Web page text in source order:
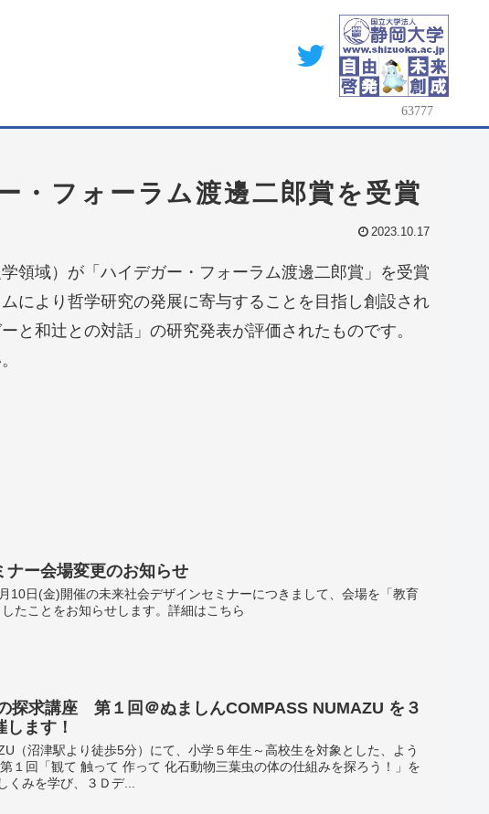
・フォーラム渡邊二郎賞を受賞
2023.10.17
領域）が「ハイデガー・フォーラム渡邊二郎賞」を受賞
により哲学研究の発展に寄与することを目指し創設され
と和辻との対話」の研究発表が評価されたものです。
ナー会場変更のお知らせ
10日(金)開催の未来社会デザインセミナーにつきまして、会場を「教育
たことをお知らせします。詳細はこちら
探求講座 第１回＠ぬましんCOMPASS NUMAZU を３
ます！
（沼津駅より徒歩5分）にて、小学５年生～高校生を対象とした、よう
１回「観て 触って 作って 化石動物三葉虫の体の仕組みを探ろう！」を
くみを学び、３Ｄデ...